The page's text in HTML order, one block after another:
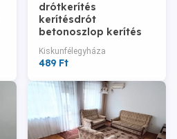
drótkerítés
kerítésdrót
betonoszlop kerítés
építés tüskéshuzal
vadháló drótháló
drótfonat drót
Kiskunfélegyháza
489 Ft